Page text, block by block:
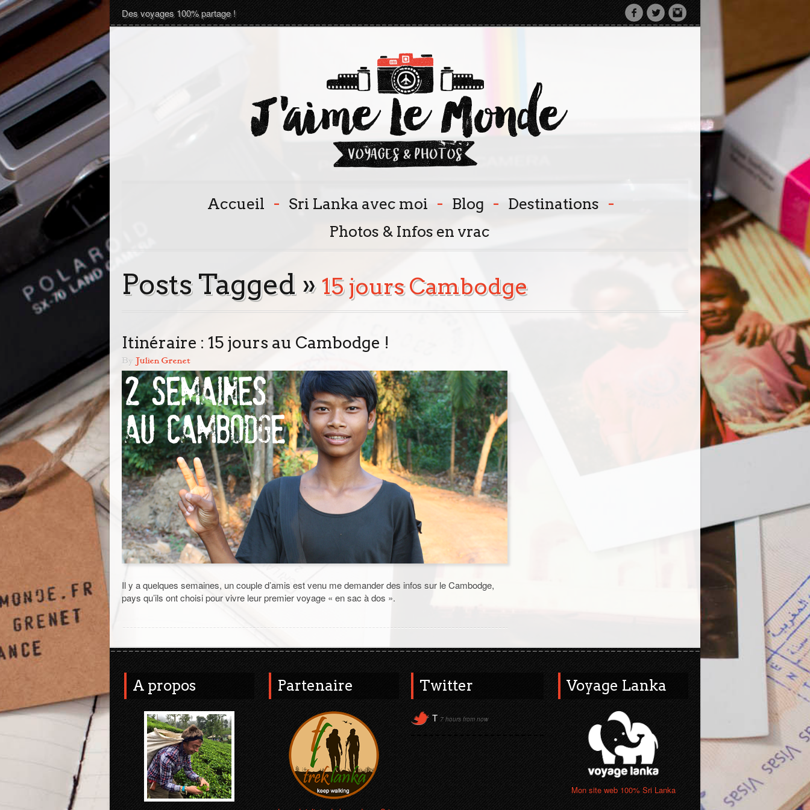
Des voyages 100% partage !
Accueil - Sri Lanka avec moi - Blog - Destinations -
Photos & Infos en vrac
Posts Tagged » 15 jours Cambodge
Itinéraire : 15 jours au Cambodge !
By Julien Grenet
Il y a quelques semaines, un couple d’amis est venu me demander des infos sur le Cambodge,
pays qu’ils ont choisi pour vivre leur premier voyage « en sac à dos ».
A propos Partenaire Twitter
T 7 hours from now
Voyage Lanka
Mon site web 100% Sri Lanka